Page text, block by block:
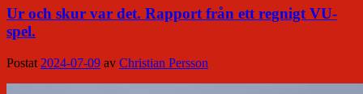
Ur och skur var det. Rapport från ett regnigt VU-
spel.
Postat 2024-07-09 av Christian Persson